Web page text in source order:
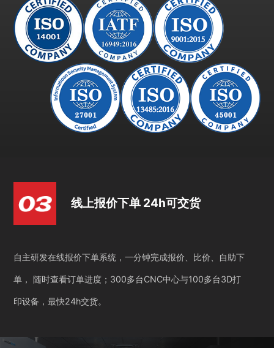
线上报价下单 24h可交货
自主研发在线报价下单系统，一分钟完成报价、比价、自助下
单， 随时查看订单进度；300多台CNC中心与100多台3D打
印设备，最快24h交货。